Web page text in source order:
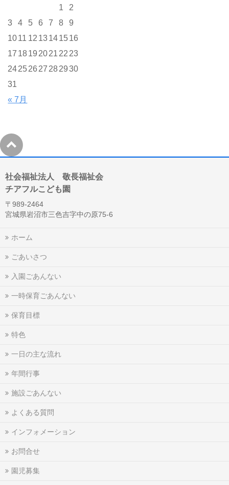
« 7月
1
2
3
4 5 6 7 8
9
1011 12 13141516
17 1819 2021 22 23
242526 27 2829 30
31
社会福祉法人 敬長福祉会
チアフルこども園
〒989-2464
宮城県岩沼市三色吉字中の原75-6
ホーム
ごあいさつ
入園ごあんない
一時保育ごあんない
保育目標
特色
一日の主な流れ
年間行事
施設ごあんない
よくある質問
インフォメーション
お問合せ
園児募集